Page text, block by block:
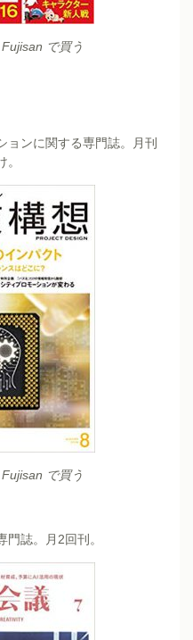
Fujisan で買う
ョンに関する専門誌。月刊
Fujisan で買う
誌。月2回刊。